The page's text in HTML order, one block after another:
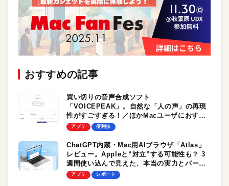
おすすめの記事
買い切りの音声合成ソフト
「VOICEPEAK」。自然な「人の声」の再現
性がすごすぎる！／ほかMacユーザにおすす
め「音声」関連アプリ3選！
アプリ 便利技
ChatGPT内蔵・Mac用AIブラウザ「Atlas」
レビュー。Appleと“対立”する可能性も？ 3
週間使い込んで見えた、本当の実力とパーソ
ナルAIの未来
アプリ レポート